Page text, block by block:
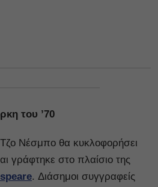
του ’70
Νέσμπο θα κυκλοφορήσει
γράφτηκε στο πλαίσιο της
. Διάσημοι συγγραφείς